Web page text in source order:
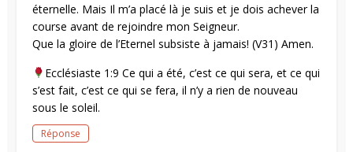
éternelle. Mais Il m’a placé là je suis et je dois achever la
course avant de rejoindre mon Seigneur.
Que la gloire de l’Eternel subsiste à jamais! (V31) Amen.
Ecclésiaste 1:9 Ce qui a été, c’est ce qui sera, et ce qui
s’est fait, c’est ce qui se fera, il n’y a rien de nouveau
sous le soleil.
Réponse